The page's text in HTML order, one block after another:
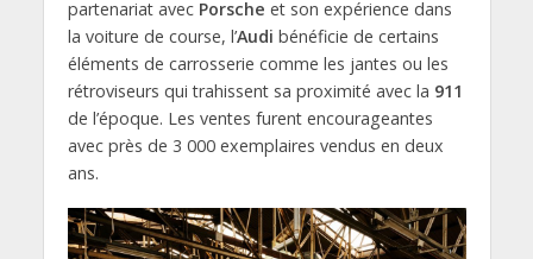
partenariat avec Porsche et son expérience dans
la voiture de course, l’Audi bénéficie de certains
éléments de carrosserie comme les jantes ou les
rétroviseurs qui trahissent sa proximité avec la 911
de l’époque. Les ventes furent encourageantes
avec près de 3 000 exemplaires vendus en deux
ans.